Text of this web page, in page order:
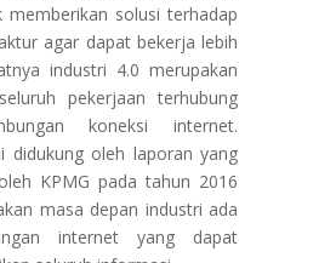
memberikan solusi terhadap
agar dapat bekerja lebih
industri 4.0 merupakan
pekerjaan terhubung
koneksi internet.
didukung oleh laporan yang
KPMG pada tahun 2016
masa depan industri ada
internet yang dapat